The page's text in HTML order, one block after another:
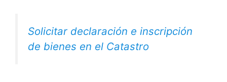
Solicitar declaración e inscripción
de bienes en el Catastro